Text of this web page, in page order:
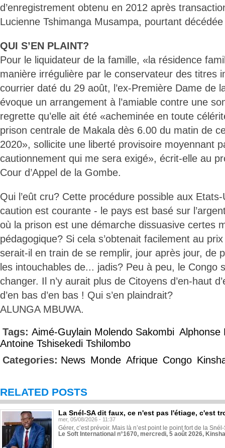
d’enregistrement obtenu en 2012 après
Lucienne Tshimanga Musampa, pourtant
QUI S’EN PLAINT?
Pour le liquidateur de la famille, «la résidence
manière irrégulière par le conservateur des titres
courrier daté du 29 août, l’ex-Première Dame de
évoque un arrangement à l’amiable contre une
regrette qu’elle ait été «acheminée en toute
prison centrale de Makala dès 6.00 du matin de
2020», sollicite une liberté provisoire moyennant
cautionnement qui me sera exigé», écrit-elle au
Cour d’Appel de la Gombe.
Qui l’eût cru? Cette procédure possible aux Etats-
caution est courante - le pays est basé sur
où la prison est une démarche dissuasive certes
pédagogique? Si cela s’obtenait facilement au
serait-il en train de se remplir, jour après jour, de
les intouchables de... jadis? Peu à peu, le Congo
changer. Il n’y aurait plus de Citoyens d’en-haut
d’en bas d’en bas ! Qui s’en plaindrait?
ALUNGA MBUWA.
Tags: Aimé-Guylain Molendo Sakombi Alphonse
Antoine Tshisekedi Tshilombo
Categories: News Monde Afrique Congo
RELATED POSTS
La Snél-SA dit faux, ce n'est pas l'étiage, c'est
mer, 05/08/2026 - 11:37
Gérer, c’est prévoir. Mais là n’est point le point fort de la
Le Soft International n°1670, mercredi, 5 août 2026,